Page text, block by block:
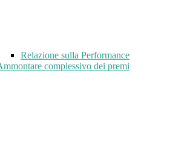
Relazione sulla Performance
complessivo dei premi